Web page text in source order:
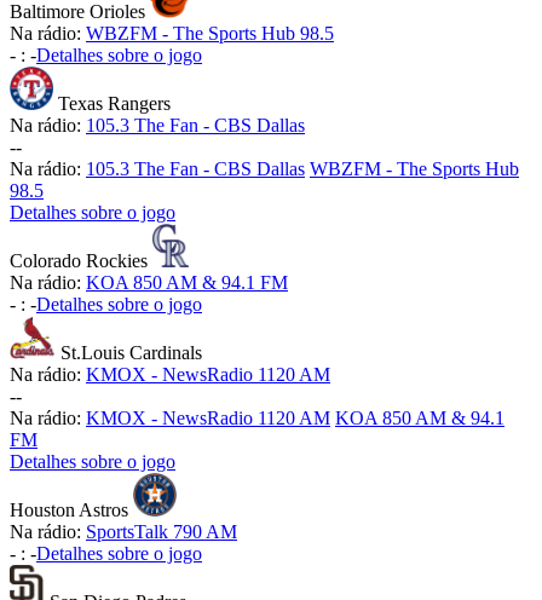
Baltimore Orioles
Na rádio: WBZFM - The Sports Hub 98.5
- : -Detalhes sobre o jogo
Texas Rangers
Na rádio: 105.3 The Fan - CBS Dallas
--
Na rádio: 105.3 The Fan - CBS Dallas WBZFM - The Sports Hub
98.5
Detalhes sobre o jogo
Colorado Rockies
Na rádio: KOA 850 AM & 94.1 FM
- : -Detalhes sobre o jogo
St.Louis Cardinals
Na rádio: KMOX - NewsRadio 1120 AM
--
Na rádio: KMOX - NewsRadio 1120 AM KOA 850 AM & 94.1
FM
Detalhes sobre o jogo
Houston Astros
Na rádio: SportsTalk 790 AM
- : -Detalhes sobre o jogo